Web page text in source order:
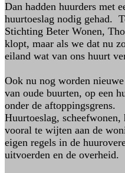
Dan hadden huurders met
huurtoeslag nodig gehad.
Stichting Beter Wonen,
klopt, maar als we dat nu
eiland wat van ons huurt
Ook nu nog worden
van oude buurten, op een
onder de aftoppingsgrens.
Huurtoeslag,
vooral te wijten aan de
eigen regels in de
uitvoerden en de overheid.